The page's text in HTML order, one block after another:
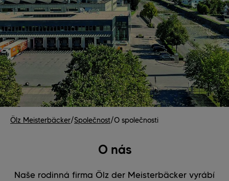
Ölz Meisterbäcker/Společnost/O společnosti
O nás
Naše rodinná firma Ölz der Meisterbäcker vyrábí